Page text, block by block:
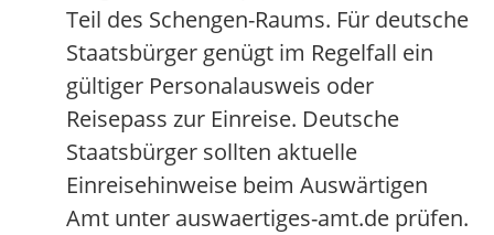
Teil des Schengen-Raums. Für deutsche
Staatsbürger genügt im Regelfall ein
gültiger Personalausweis oder
Reisepass zur Einreise. Deutsche
Staatsbürger sollten aktuelle
Einreisehinweise beim Auswärtigen
Amt unter auswaertiges-amt.de prüfen.